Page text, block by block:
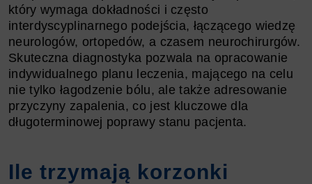
który wymaga dokładności i często
interdyscyplinarnego podejścia, łączącego wiedzę
neurologów, ortopedów, a czasem neurochirurgów.
Skuteczna diagnostyka pozwala na opracowanie
indywidualnego planu leczenia, mającego na celu
nie tylko łagodzenie bólu, ale także adresowanie
przyczyny zapalenia, co jest kluczowe dla
długoterminowej poprawy stanu pacjenta.
Ile trzymają korzonki